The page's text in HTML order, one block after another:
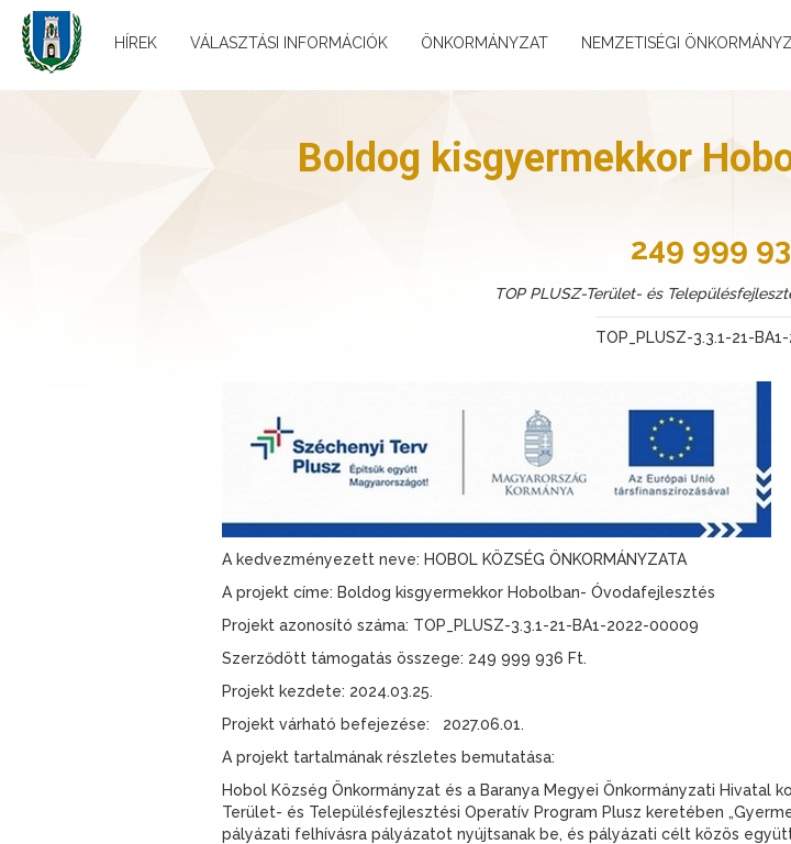
HÍREK VÁLASZTÁSI INFORMÁCIÓK ÖNKORMÁNYZAT NEMZETISÉGI
Boldog kisgyermekkor
249 999
TOP PLUSZ-Terület- és
TOP_PLUSZ-3.3.1-21-
A kedvezményezett neve: HOBOL KÖZSÉG ÖNKORMÁNYZATA
A projekt címe: Boldog kisgyermekkor Hobolban- Óvodafejlesztés
Projekt azonosító száma: TOP_PLUSZ-3.3.1-21-BA1-2022-00009
Szerződött támogatás összege: 249 999 936 Ft.
Projekt kezdete: 2024.03.25.
Projekt várható befejezése: 2027.06.01.
A projekt tartalmának részletes bemutatása:
Hobol Község Önkormányzat és a Baranya Megyei Önkormányzati
Terület- és Településfejlesztési Operatív Program Plusz keretében
pályázati felhívásra pályázatot nyújtsanak be, és pályázati célt közös